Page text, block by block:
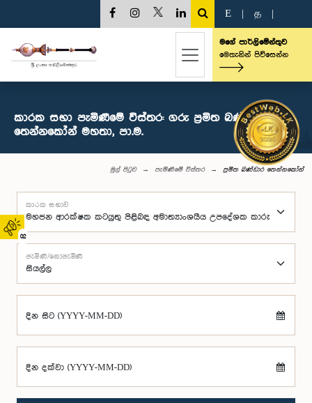
02
E த
මගේ පාර්ලිමේන්තුව
මෙතැනින් පිවිසෙන්න
කාරක සභා පැමිණීමේ විස්තර: ගරු ප්‍රමිත බණ්ඩාර
තෙන්නකෝන් මහතා, පා.ම.
මුල් පිටුව පැමිණීමේ විස්තර ප්‍රමිත බණ්ඩාර තෙන්නකෝන්
කාරක සභාව
පැමිණි/නොපැමිණි
දින සිට (YYYY-MM-DD)
දින දක්වා (YYYY-MM-DD)